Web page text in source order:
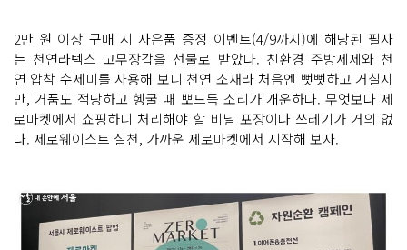
2만 원 이상 구매 시 사은품 증정 이벤트(4/9까지)에 해당된 필자
는 천연라텍스 고무장갑을 선물로 받았다. 친환경 주방세제와 천
연 압착 수세미를 사용해 보니 천연 소재라 처음엔 뻣뻣하고 거칠지
만, 거품도 적당하고 헹굴 때 뽀드득 소리가 개운하다. 무엇보다 제
로마켓에서 쇼핑하니 처리해야 할 비닐 포장이나 쓰레기가 거의 없
다. 제로웨이스트 실천, 가까운 제로마켓에서 시작해 보자.